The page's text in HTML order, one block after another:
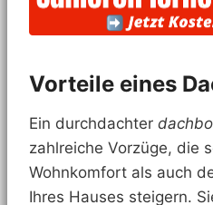
Vorteile eines
Ein durchdachter
zahlreiche Vorzüge, die
Wohnkomfort als auch
Ihres Hauses steigern.